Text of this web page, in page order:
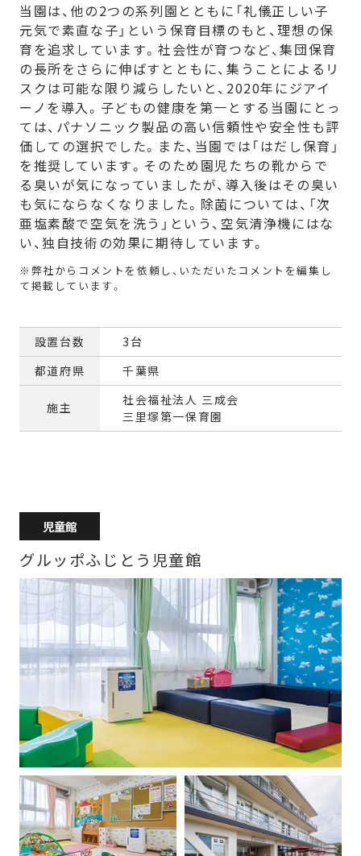
当園は、他の2つの系列園とともに「礼儀正しい子
元気で素直な子」という保育目標のもと、理想の保
育を追求しています。社会性が育つなど、集団保育
の長所をさらに伸ばすとともに、集うことによるリ
スクは可能な限り減らしたいと、2020年にジアイ
ーノを導入。子どもの健康を第一とする当園にとっ
ては、パナソニック製品の高い信頼性や安全性も評
価しての選択でした。また、当園では「はだし保育」
を推奨しています。そのため園児たちの靴からで
る臭いが気になっていましたが、導入後はその臭い
も気にならなくなりました。除菌については、「次
亜塩素酸で空気を洗う」という、空気清浄機にはな
い、独自技術の効果に期待しています。
設置台数
3台
都道府県
千葉県
施主
社会福祉法人 三成会
三里塚第一保育園
児童館
グルッポふじとう児童館